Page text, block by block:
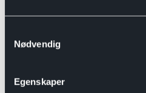
Nødvendig
Egenskaper
Eksosanlegg